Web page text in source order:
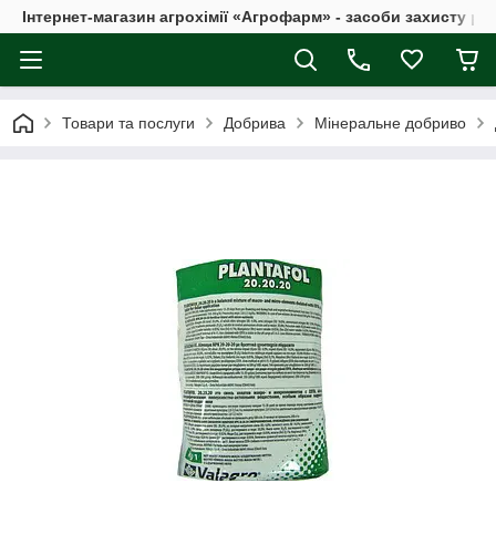
Інтернет-магазин агрохімії «Агрофарм» - засоби захисту
Товари та послуги Добрива Мінеральне добриво